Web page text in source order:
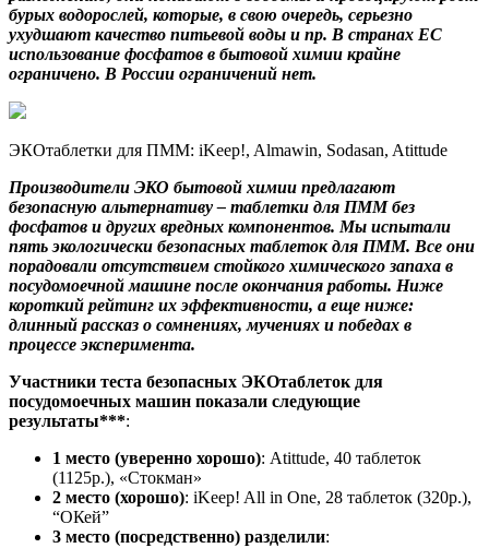
бурых водорослей, которые, в свою очередь, серьезно
ухудшают качество питьевой воды и пр. В странах ЕС
использование фосфатов в бытовой химии крайне
ограничено. В России ограничений нет.
ЭКОтаблетки для ПММ: iKeep!, Almawin, Sodasan, Atittude
Производители ЭКО бытовой химии предлагают
безопасную альтернативу – таблетки для ПММ без
фосфатов и других вредных компонентов. Мы испытали
пять экологически безопасных таблеток для ПММ. Все они
порадовали отсутствием стойкого химического запаха в
посудомоечной машине после окончания работы. Ниже
короткий рейтинг их эффективности, а еще ниже:
длинный рассказ о сомнениях, мучениях и победах в
процессе эксперимента.
Участники теста безопасных ЭКОтаблеток для
посудомоечных машин показали следующие
результаты***:
1 место (уверенно хорошо): Atittude, 40 таблеток
(1125р.), «Стокман»
2 место (хорошо): iKeep! All in One, 28 таблеток (320р.),
“ОКей”
3 место (посредственно) разделили: